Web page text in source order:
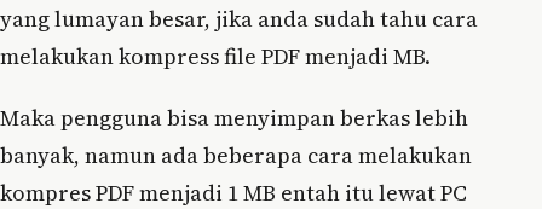
yang lumayan besar, jika anda sudah tahu cara
melakukan kompress file PDF menjadi MB.
Maka pengguna bisa menyimpan berkas lebih
banyak, namun ada beberapa cara melakukan
kompres PDF menjadi 1 MB entah itu lewat PC